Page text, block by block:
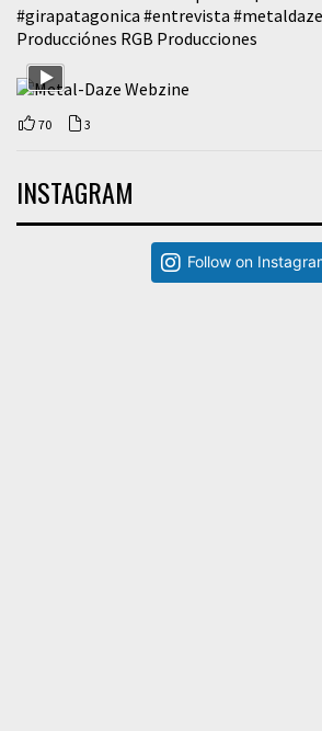
#girapatagonica #entrevista
Producciónes RGB Producciones
70 3
INSTAGRAM
Follow on